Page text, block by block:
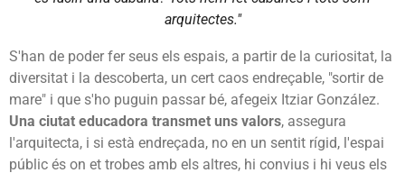
arquitectes."
S'han de poder fer seus els espais, a partir de la curiositat, la
diversitat i la descoberta, un cert caos endreçable, "sortir de
mare" i que s'ho puguin passar bé, afegeix Itziar González.
Una ciutat educadora transmet uns valors, assegura
l'arquitecta, i si està endreçada, no en un sentit rígid, l'espai
públic és on et trobes amb els altres, hi convius i hi veus els